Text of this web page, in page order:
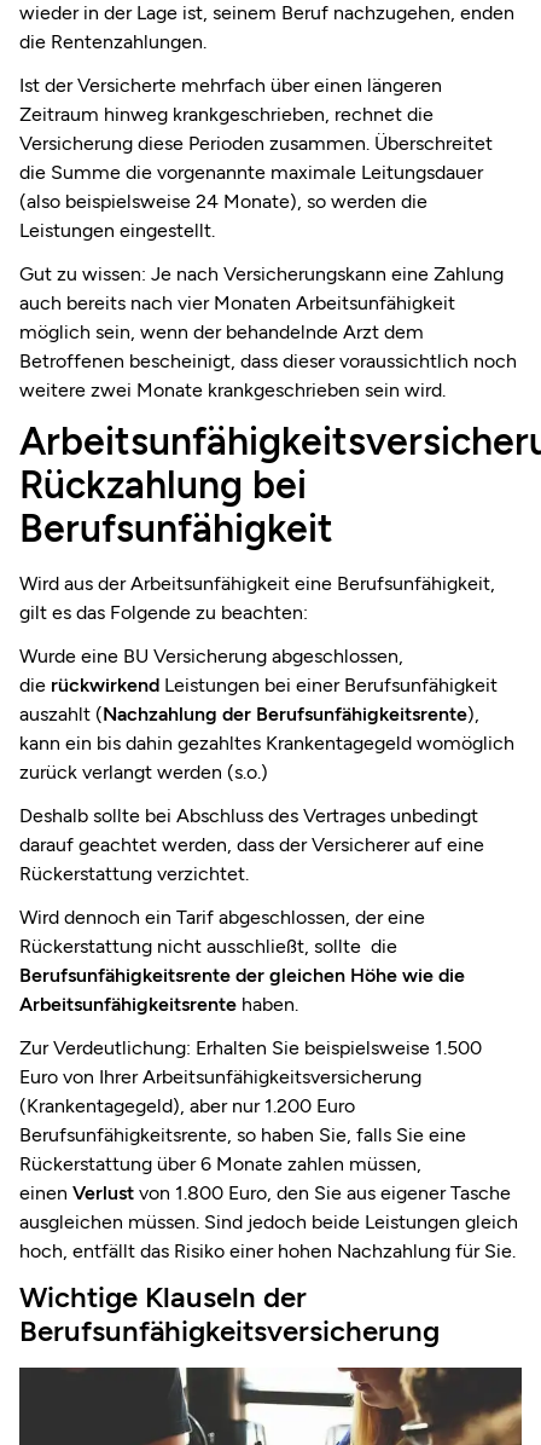
wieder in der Lage ist, seinem Beruf nachzugehen, enden
die Rentenzahlungen.
Ist der Versicherte mehrfach über einen längeren
Zeitraum hinweg krankgeschrieben, rechnet die
Versicherung diese Perioden zusammen. Überschreitet
die Summe die vorgenannte maximale Leitungsdauer
(also beispielsweise 24 Monate), so werden die
Leistungen eingestellt.
Gut zu wissen: Je nach Versicherungskann eine Zahlung
auch bereits nach vier Monaten Arbeitsunfähigkeit
möglich sein, wenn der behandelnde Arzt dem
Betroffenen bescheinigt, dass dieser voraussichtlich noch
weitere zwei Monate krankgeschrieben sein wird.
Rückzahlung bei
Berufsunfähigkeit
Wird aus der Arbeitsunfähigkeit eine Berufsunfähigkeit,
gilt es das Folgende zu beachten:
Wurde eine BU Versicherung abgeschlossen,
die rückwirkend Leistungen bei einer Berufsunfähigkeit
auszahlt (Nachzahlung der Berufsunfähigkeitsrente),
kann ein bis dahin gezahltes Krankentagegeld womöglich
zurück verlangt werden (s.o.)
Deshalb sollte bei Abschluss des Vertrages unbedingt
darauf geachtet werden, dass der Versicherer auf eine
Rückerstattung verzichtet.
Wird dennoch ein Tarif abgeschlossen, der eine
Rückerstattung nicht ausschließt, sollte die
Berufsunfähigkeitsrente der gleichen Höhe wie die
Arbeitsunfähigkeitsrente haben.
Zur Verdeutlichung: Erhalten Sie beispielsweise 1.500
Euro von Ihrer Arbeitsunfähigkeitsversicherung
(Krankentagegeld), aber nur 1.200 Euro
Berufsunfähigkeitsrente, so haben Sie, falls Sie eine
Rückerstattung über 6 Monate zahlen müssen,
einen Verlust von 1.800 Euro, den Sie aus eigener Tasche
ausgleichen müssen. Sind jedoch beide Leistungen gleich
hoch, entfällt das Risiko einer hohen Nachzahlung für Sie.
Wichtige Klauseln der
Berufsunfähigkeitsversicherung